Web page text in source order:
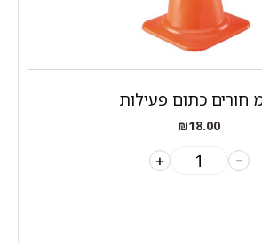
₪18.00
-
+